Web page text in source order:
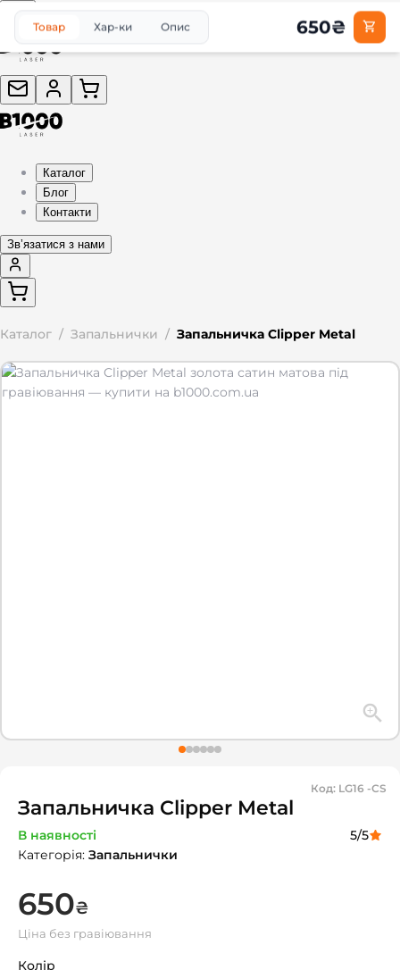
Каталог
Блог
Контакти
Звʼязатися з нами
Каталог / Запальнички / Запальничка Clipper Metal
Запальничка Clipper Metal
Код: LG16 -CS
В наявності
Категорія: Запальнички
5/5
650₴
Ціна без гравіювання
Колір
Товар Хар-ки Опис 650₴